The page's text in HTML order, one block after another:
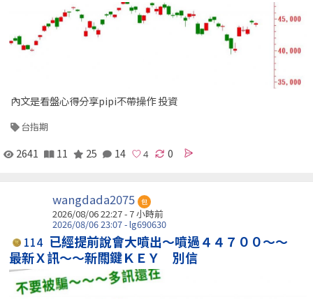
內文是看盤心得分享pipi不帶操作 投資
台指期
2641 11 25 14 0
wangdada2075 包
2026/08/06 22:27 - 7 小時前
2026/08/06 23:07 - lg690630
114 已經提前說會大噴出～噴過４４７００～～
最新Ｘ訊～～新關鍵ＫＥＹ 別信